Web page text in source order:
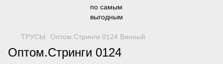
ТРУСЫ Оптом.Стринги 0124 Винный
Оптом.Стринги 0124